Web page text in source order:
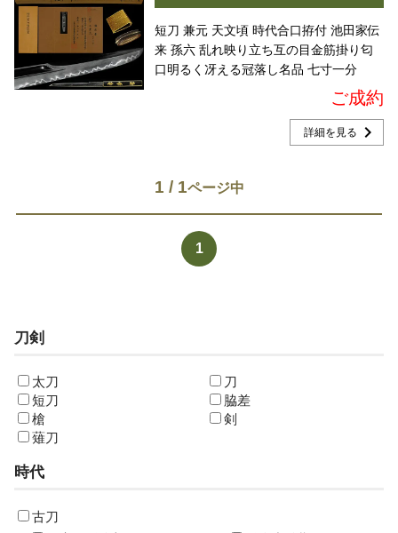
短刀 兼元 天文頃 時代合口拵付 池田家伝
来 孫六 乱れ映り立ち互の目金筋掛り匂
口明るく冴える冠落し名品 七寸一分
ご成約
詳細を見る chevron_right
1 / 1
1
刀剣
太刀
刀
短刀
脇差
槍
剣
薙刀
時代
古刀